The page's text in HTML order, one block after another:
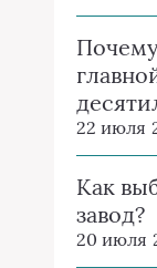
22 июля
Как
завод?
20 июля